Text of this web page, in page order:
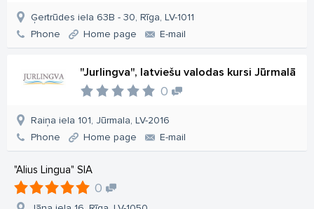
Ģertrūdes iela 63B - 30, Rīga, LV-1011
Phone
Home page E-mail
"Jurlingva", latviešu valodas kursi Jūrmalā
0
Raiņa iela 101, Jūrmala, LV-2016
Phone
Home page E-mail
"Alius Lingua" SIA
0